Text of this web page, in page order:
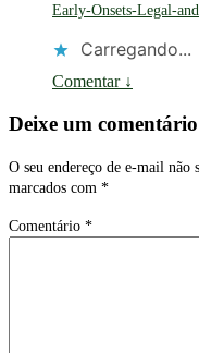
Early-Onsets-Legal-
Carregando...
Comentar ↓
Deixe um comentário
O seu endereço de e-mail não
marcados com *
Comentário *